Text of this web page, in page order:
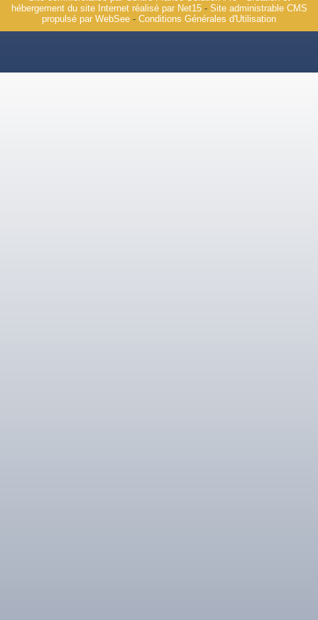
hébergement du site Internet réalisé par Net15- Site administrable CMS
propulsé par WebSee - Conditions Générales d'Utilisation